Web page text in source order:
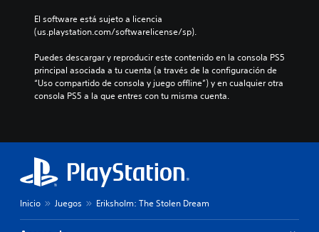
El software está sujeto a licencia
(us.playstation.com/softwarelicense/sp).
Puedes descargar y reproducir este contenido en la consola PS5
principal asociada a tu cuenta (a través de la configuración de
“Uso compartido de consola y juego offline”) y en cualquier otra
consola PS5 a la que entres con tu misma cuenta.
Inicio Juegos Eriksholm: The Stolen Dream